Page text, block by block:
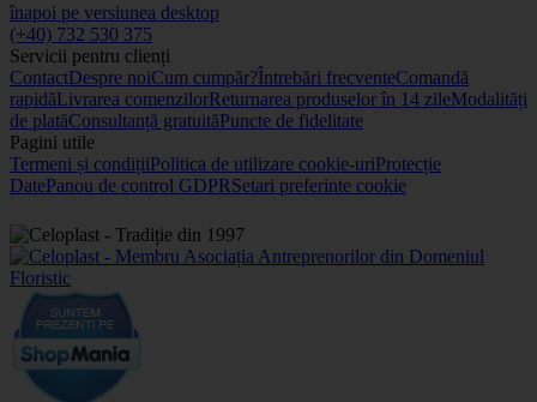
înapoi pe versiunea desktop
(+40) 732 530 375
Servicii pentru clienți
ContactDespre noiCum cumpăr?Întrebări frecventeComandă
rapidăLivrarea comenzilorReturnarea produselor în 14 zileModalități
de platăConsultanță gratuităPuncte de fidelitate
Pagini utile
Termeni și condițiiPolitica de utilizare cookie-uriProtecție
DatePanou de control GDPRSetari preferinte cookie